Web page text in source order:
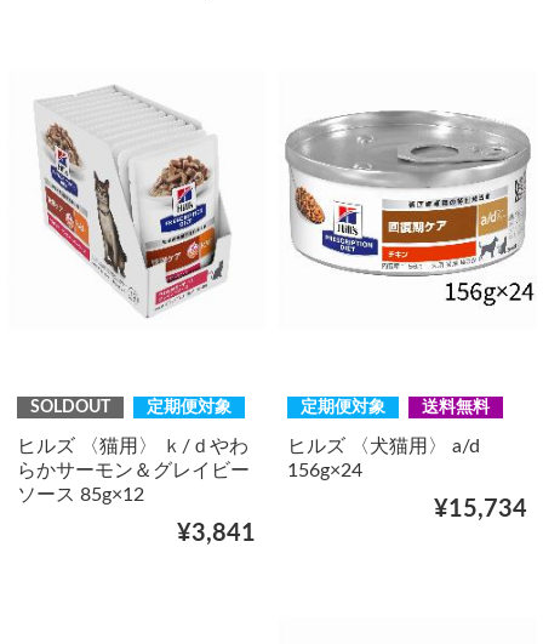
SOLDOUT 定期便対象
ヒルズ 〈猫用〉 ｋ/ｄやわ
らかサーモン＆グレイビー
ソース 85g×12
¥3,841
定期便対象 送料無料
ヒルズ 〈犬猫用〉 a/d
156g×24
¥15,734